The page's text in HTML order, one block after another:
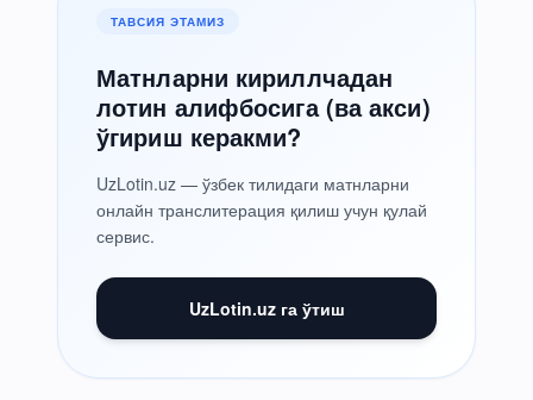
ТАВСИЯ ЭТАМИЗ
Матнларни кириллчадан
лотин алифбосига (ва акси)
ўгириш керакми?
UzLotin.uz — ўзбек тилидаги матнларни
онлайн транслитерация қилиш учун қулай
сервис.
UzLotin.uz га ўтиш